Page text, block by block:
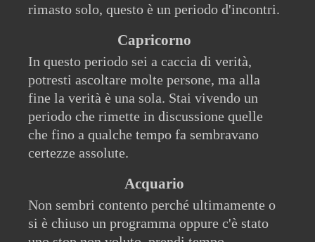
rimasto solo, questo è un periodo d'incontri.
Capricorno
In questo periodo sei a caccia di verità,
potresti ascoltare molte persone, ma alla
fine la verità è una sola. Stai vivendo un
periodo che rimette in discussione quelle
che fino a qualche tempo fa sembravano
certezze assolute.
Acquario
Non sembri contento perché ultimamente o
si è chiuso un programma oppure c'è stato